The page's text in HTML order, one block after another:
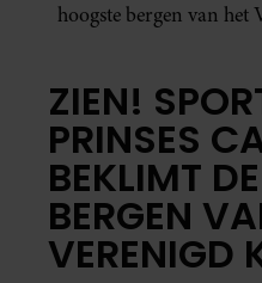
hoogste bergen van
ZIEN!
PRINSES
BEKLIMT
BERGEN
VERENIGD